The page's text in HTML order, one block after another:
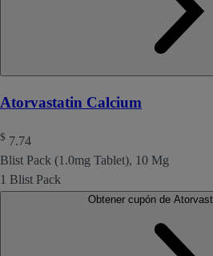
Atorvastatin Calcium
$ 7.74
Blist Pack (1.0mg Tablet), 10 Mg
1 Blist Pack